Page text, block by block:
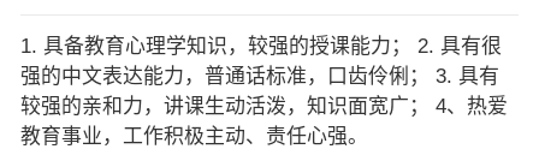
1. 具备教育心理学知识，较强的授课能力； 2. 具有很
强的中文表达能力，普通话标准，口齿伶俐； 3. 具有
较强的亲和力，讲课生动活泼，知识面宽广； 4、热爱
教育事业，工作积极主动、责任心强。